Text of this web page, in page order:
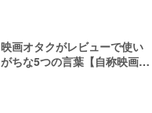
映画オタクがレビューで使い
がちな5つの言葉【自称映画オ